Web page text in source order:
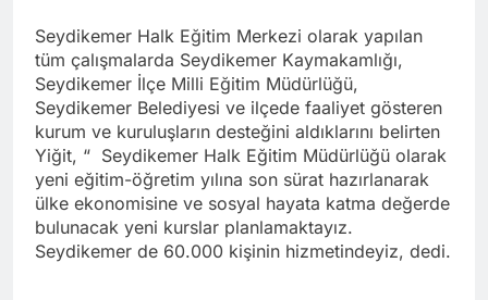
Seydikemer Halk Eğitim Merkezi olarak yapılan
tüm çalışmalarda Seydikemer Kaymakamlığı,
Seydikemer İlçe Milli Eğitim Müdürlüğü,
Seydikemer Belediyesi ve ilçede faaliyet gösteren
kurum ve kuruluşların desteğini aldıklarını belirten
Yiğit, “ Seydikemer Halk Eğitim Müdürlüğü olarak
yeni eğitim-öğretim yılına son sürat hazırlanarak
ülke ekonomisine ve sosyal hayata katma değerde
bulunacak yeni kurslar planlamaktayız.
Seydikemer de 60.000 kişinin hizmetindeyiz, dedi.